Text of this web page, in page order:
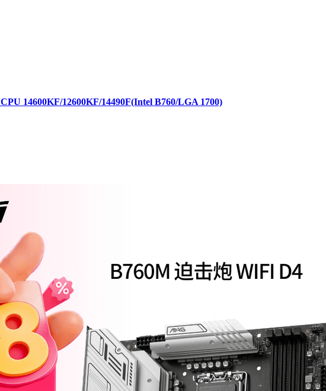
14600KF/12600KF/14490F(Intel B760/LGA 1700)